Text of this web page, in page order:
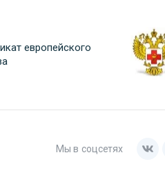
европейского
Мы в соцсетях